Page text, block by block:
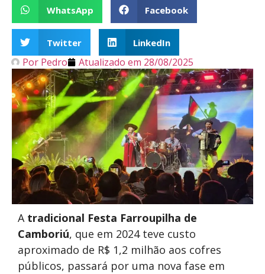
WhatsApp Facebook
Twitter LinkedIn
Por Pedro Atualizado em 28/08/2025
A tradicional Festa Farroupilha de
Camboriú, que em 2024 teve custo
aproximado de R$ 1,2 milhão aos cofres
públicos, passará por uma nova fase em